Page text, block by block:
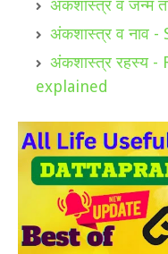
अंकशास्त्र व जन्म
अंकशास्त्र व नाव
अंकशास्त्र रहस्य -
explained